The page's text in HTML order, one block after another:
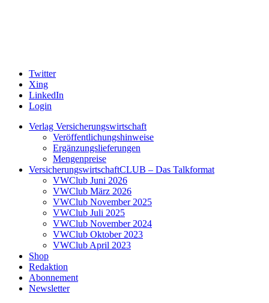
Twitter
Xing
LinkedIn
Login
Verlag Versicherungswirtschaft
Veröffentlichungshinweise
Ergänzungslieferungen
Mengenpreise
VersicherungswirtschaftCLUB – Das Talkformat
VWClub Juni 2026
VWClub März 2026
VWClub November 2025
VWClub Juli 2025
VWClub November 2024
VWClub Oktober 2023
VWClub April 2023
Shop
Redaktion
Abonnement
Newsletter